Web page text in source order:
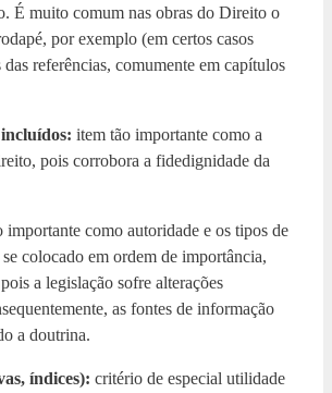
É muito comum nas obras do Direito o
por exemplo (em certos casos
das referências, comumente em capítulos
item tão importante como a
pois corrobora a fidedignidade da
importante como autoridade e os tipos de
colocado em ordem de importância,
a legislação sofre alterações
as fontes de informação
a doutrina.
índices): critério de especial utilidade